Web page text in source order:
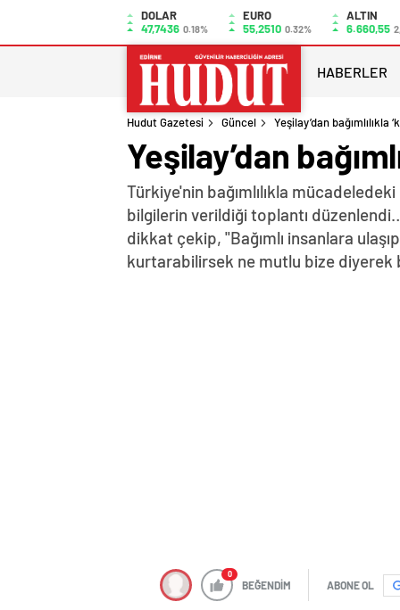
DOLAR
47,7436 0.18%
EURO
55,2510 0.32%
ALTIN
6.660,55
HABERLER
Hudut Gazetesi Güncel Yeşilay’dan bağımlılıkla
Yeşilay’dan
Türkiye'nin bağımlılıkla
bilgilerin verildiği toplantı
dikkat çekip, "Bağımlı insanlara
kurtarabilirsek ne mutlu bize diyerek
0
BEĞENDİM ABONE OL